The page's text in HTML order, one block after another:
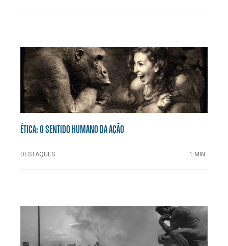
ÉTICA: O SENTIDO HUMANO DA AÇÃO
DESTAQUES 1 MIN